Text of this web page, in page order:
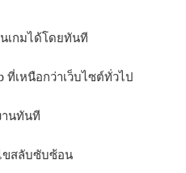
เกมได้โดยทันที
เหนือกว่าเว็บไซต์ทั่วไป
านทันที
ขสลับซับซ้อน